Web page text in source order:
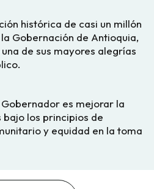
histórica de casi un millón
Gobernación de Antioquia,
de sus mayores alegrías
es mejorar la
los principios de
y equidad en la toma